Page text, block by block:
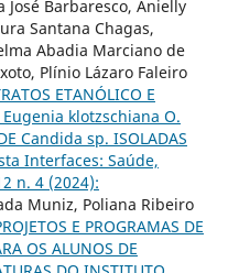
Barbaresco, Anielly
Santana Chagas,
Abadia Marciano de
Plínio Lázaro Faleiro
ETANÓLICO E
Eugenia klotzschiana O.
Candida sp. ISOLADAS
Interfaces: Saúde,
n. 4 (2024):
Muniz, Poliana Ribeiro
E PROGRAMAS DE
OS ALUNOS DE